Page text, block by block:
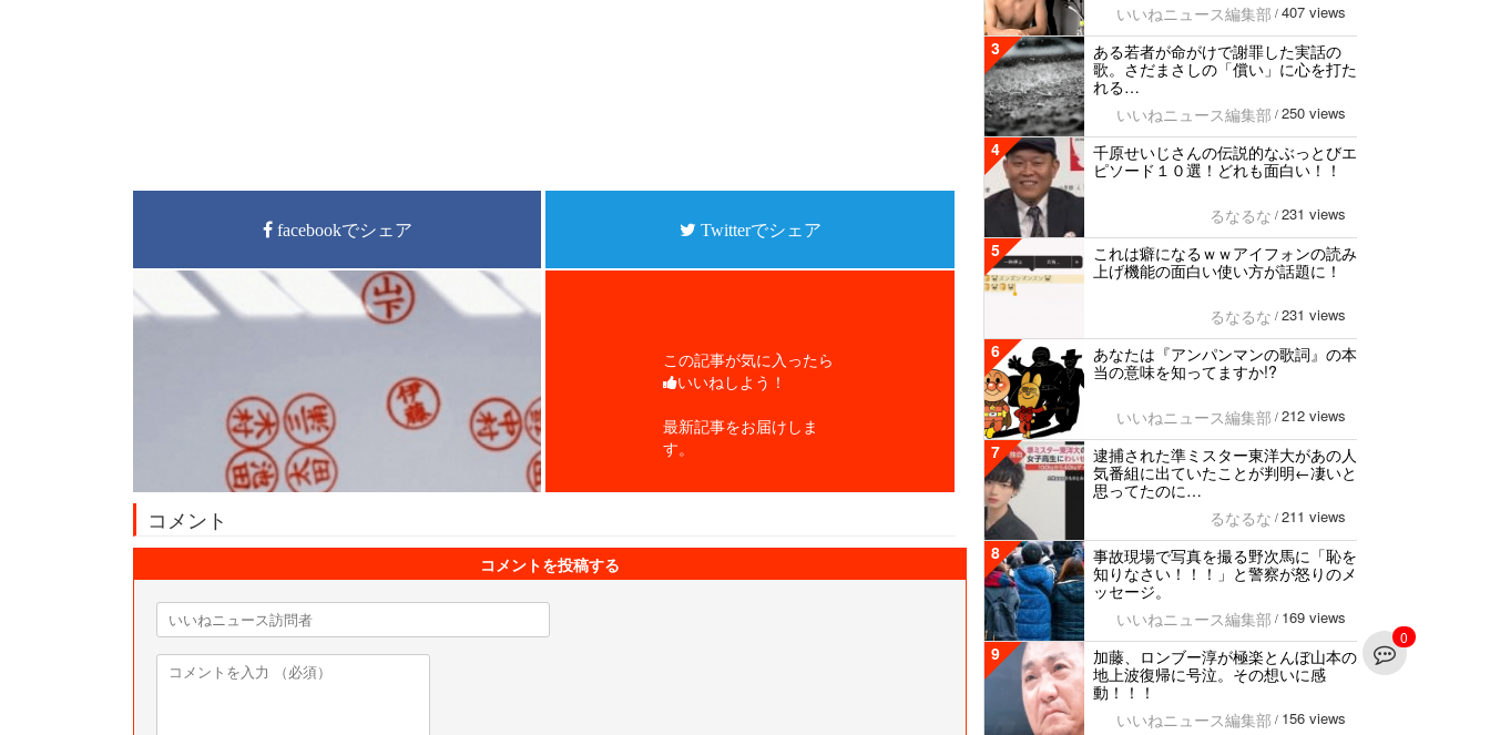
facebookでシェア Twitterでシェア
この記事が気に入ったら
いいねしよう！
最新記事をお届けしま
す。
コメント
0
コメントを投稿する
いいねニュース編集部 / 407 views
3
ある若者が命がけで謝罪した実話の
歌。さだまさしの「償い」に心を打た
れる…
いいねニュース編集部 / 250 views
4
千原せいじさんの伝説的なぶっとびエ
ピソード１０選！どれも面白い！！
るなるな / 231 views
5
これは癖になるｗｗアイフォンの読み
上げ機能の面白い使い方が話題に！
るなるな / 231 views
6
あなたは『アンパンマンの歌詞』の本
当の意味を知ってますか!?
いいねニュース編集部 / 212 views
7
逮捕された準ミスター東洋大があの人
気番組に出ていたことが判明←凄いと
思ってたのに…
るなるな / 211 views
8
事故現場で写真を撮る野次馬に「恥を
知りなさい！！！」と警察が怒りのメ
ッセージ。
いいねニュース編集部 / 169 views
9
加藤、ロンブー淳が極楽とんぼ山本の
地上波復帰に号泣。その想いに感
動！！！
いいねニュース編集部 / 156 views